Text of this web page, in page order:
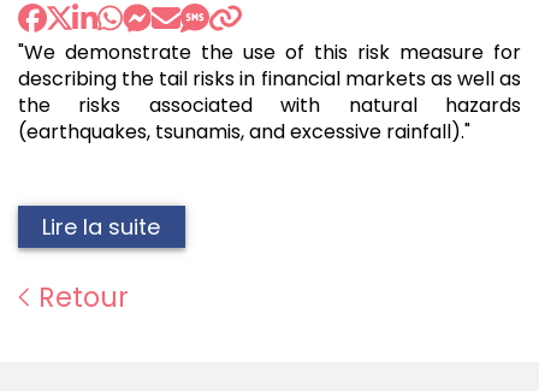
"We demonstrate the use of this risk measure for
describing the tail risks in financial markets as well as
the risks associated with natural hazards
(earthquakes, tsunamis, and excessive rainfall)."
Lire la suite
Retour